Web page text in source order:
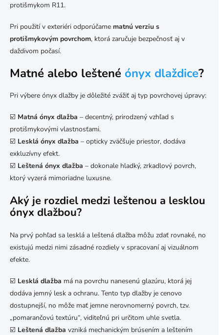
protišmykom R11.
Pri použití v exteriéri odporúčame matnú verziu s
protišmykovým povrchom, ktorá zaručuje bezpečnosť aj v
daždivom počasí.
Matné alebo leštené ónyx dlaždice?
Pri výbere ónyx dlažby je dôležité zvážiť aj typ povrchovej úpravy:
☑️ Matná ónyx dlažba – decentný, prirodzený vzhľad s
protišmykovými vlastnosťami.
☑️ Lesklá ónyx dlažba – opticky zväčšuje priestor, dodáva
exkluzívny efekt.
☑️ Leštená ónyx dlažba – dokonale hladký, zrkadlový povrch,
ktorý vyzerá mimoriadne luxusne.
Aký je rozdiel medzi leštenou a lesklou
ónyx dlažbou?
Na prvý pohľad sa lesklá a leštená dlažba môžu zdať rovnaké, no
existujú medzi nimi zásadné rozdiely v spracovaní aj vizuálnom
efekte.
☑️ Lesklá dlažba má na povrchu nanesenú glazúru, ktorá jej
dodáva jemný lesk a ochranu. Tento typ dlažby je cenovo
dostupnejší, no môže mať jemne nerovnomerný povrch, tzv.
„pomarančovú textúru“, viditeľnú pri určitom uhle svetla.
☑️ Leštená dlažba vzniká mechanickým brúsením a leštením